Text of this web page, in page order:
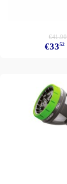
€3352
€41.90